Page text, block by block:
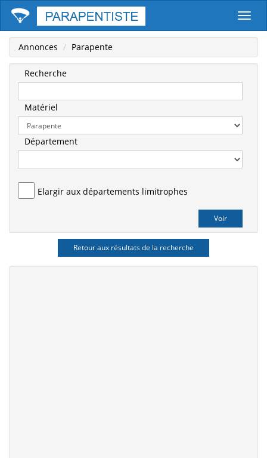
Annonces Parapente
Recherche
Matériel
Département
Elargir aux départements limitrophes
Retour aux résultats de la recherche